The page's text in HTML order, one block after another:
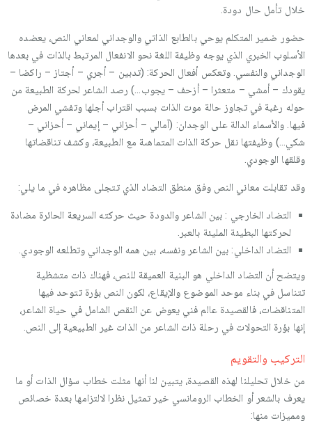
خلال تأمل حال دودة.
حضور ضمير المتكلم يوحي بالطابع الذاتي والوجداني لمعاني النص، يعضده
الأسلوب الخبري الذي يوجه وظيفة اللغة نحو الانفعال المرتبط بالذات في بعدها
الوجداني والنفسي. وتعكس أفعال الحركة: (تدبين – أجري – أجتاز – راكضا –
يقودك – أمشي – متعثرا – أزحف – يجوب…) رصد الشاعر لحركة الطبيعة من
حوله رغبة في تجاوز حالة موت الذات بسبب اقتراب أجلها وتفشي المرض
فيها. والأسماء الدالة على الوجدان: (آمالي – أحزاني – إيماني – أحزاني –
شكي…) وظيفتها نقل حركة الذات المتماهىة مع الطبيعة، وكشف تناقضاتها
وقلقها الوجودي.
وقد تقابلت معاني النص وفق منطق التضاد الذي تتجلى مظاهره في ما يلي:
التضاد الخارجي : بين الشاعر والدودة حيث حركته السريعة الحائرة مضادة
لحركتها البطيئة المليئة بالعبر.
التضاد الداخلي: بين الشاعر ونفسه، بين همه الوجداني وتطلعه الوجودي.
ويتضح أن التضاد الداخلي هو البنية العميقة للنص، فهناك ذات متشظية
تتناسل في بناء موحد الموضوع والإيقاع، لكون النص بؤرة تتوحد فيها
المتناقضات، فالقصيدة عالم فني يعوض عن النقص الشامل في حياة الشاعر،
إنها بؤرة التحولات في رحلة ذات الشاعر من الذات غير الطبيعية إلى النص.
التركيب والتقويم
من خلال تحليلنا لهذه القصيدة، يتبين لنا أنها مثلت خطاب سؤال الذات أو ما
يعرف بالشعر أو الخطاب الرومانسي خير تمثيل نظرا لالتزامها بعدة خصائص
ومميزات منها: